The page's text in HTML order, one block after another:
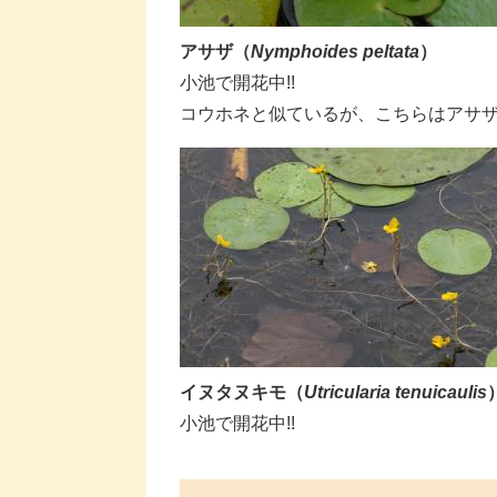
アサザ（Nymphoides peltata）
​小池で開花中!!
コウホネと似ているが、こちらはアサ
イヌタヌキモ （Utricularia tenuicaulis
​小池で開花中!!